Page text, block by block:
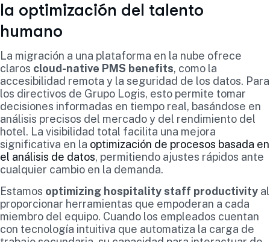
la optimización del talento
humano
La migración a una plataforma en la nube ofrece
claros cloud-native PMS benefits, como la
accesibilidad remota y la seguridad de los datos. Para
los directivos de Grupo Logis, esto permite tomar
decisiones informadas en tiempo real, basándose en
análisis precisos del mercado y del rendimiento del
hotel. La visibilidad total facilita una mejora
significativa en la optimización de procesos basada en
el análisis de datos, permitiendo ajustes rápidos ante
cualquier cambio en la demanda.
Estamos optimizing hospitality staff productivity al
proporcionar herramientas que empoderan a cada
miembro del equipo. Cuando los empleados cuentan
con tecnología intuitiva que automatiza la carga de